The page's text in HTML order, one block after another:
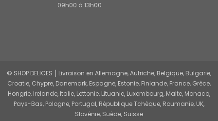
09h00 à 13h00
© SHOP DELICES ⎮ Livraison en Allemagne, Autriche, Belgique, Bulgarie,
Croatie, Chypre, Danemark, Espagne, Estonie, Finlande, France, Grèce,
Hongrie, Irelande, Italie, Lettonie, Lituanie, Luxembourg, Malte, Monaco,
Pays-Bas, Pologne, Portugal, République Tchèque, Roumanie, UK,
Slovénie, Suède, Suisse